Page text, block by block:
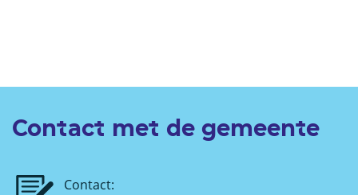
Contact met de gemeente
Contact: